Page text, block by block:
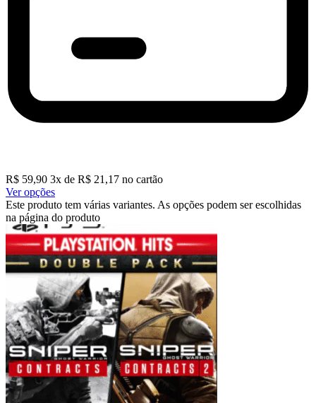
R$ 59,90 3x de R$ 21,17 no cartão
Ver opções
Este produto tem várias variantes. As opções podem ser escolhidas
na página do produto